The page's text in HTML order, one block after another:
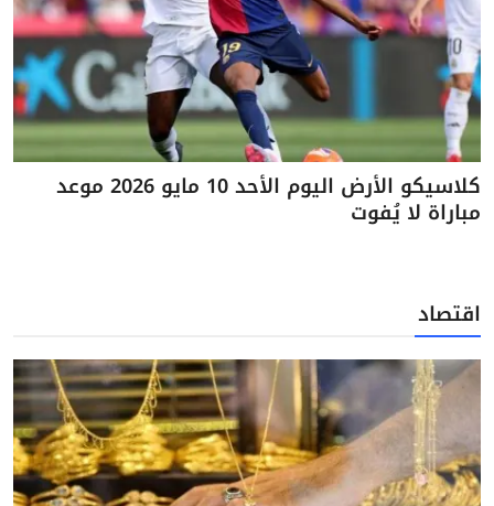
كلاسيكو الأرض اليوم الأحد 10 مايو 2026 موعد
مباراة لا يُفوت
اقتصاد